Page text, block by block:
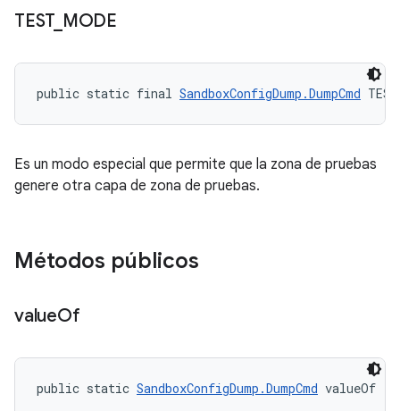
TEST_ MODE
public static final SandboxConfigDump.DumpCmd
Es un modo especial que permite que la zona de pruebas
genere otra capa de zona de pruebas.
Métodos públicos
valueOf
public static SandboxConfigDump.DumpCmd valueOf